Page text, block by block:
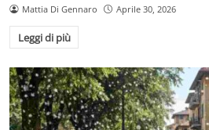
Mattia Di Gennaro Aprile 30, 2026
Leggi di più